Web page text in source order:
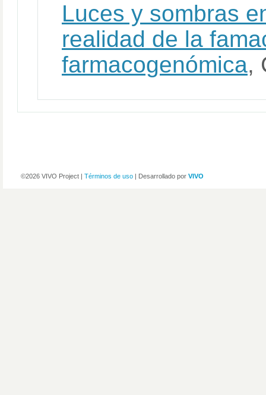
Luces y sombras
realidad de la
farmacogenómica,
©2026 VIVO Project | Términos de uso | Desarrollado por VIVO